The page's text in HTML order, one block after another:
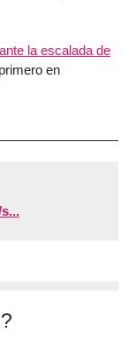
la escalada de
en